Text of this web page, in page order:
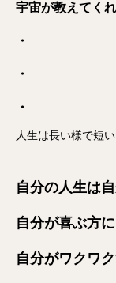
宇宙が教えてく
・
・
・
人生は長い様で短い
自分の人生は
自分が喜ぶ方に
自分がワクワ